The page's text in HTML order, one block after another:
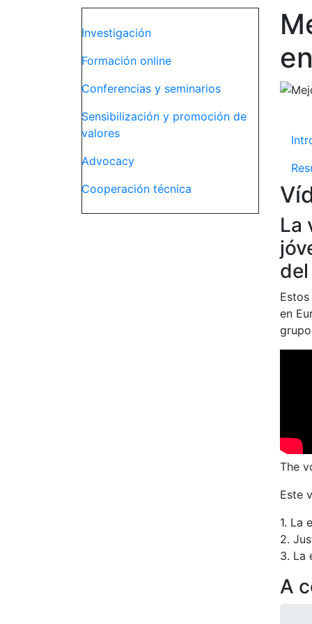
La
en
The
Este
1. La
2.
3. La
A
Navegación principal
Investigación
Formación online
Conferencias y seminarios
Sensibilización y promoción de
valores
Advocacy
Cooperación técnica